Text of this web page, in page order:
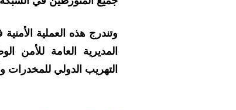
وتندرج هذه العملية
المديرية العامة للأمن
التهريب الدولي للمخدرات